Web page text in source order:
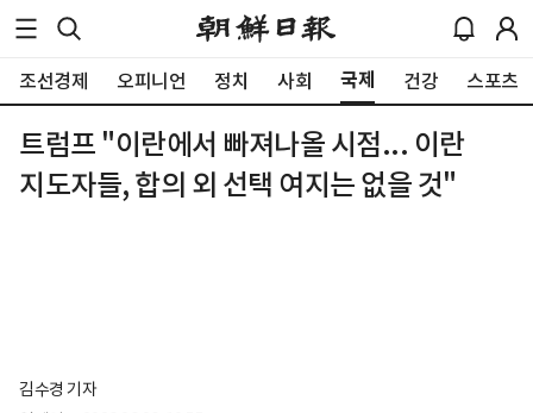
조선경제 오피니언 정치 사회 국제 건강 스포츠
트럼프 "이란에서 빠져나올 시점... 이란
지도자들, 합의 외 선택 여지는 없을 것"
김수경 기자